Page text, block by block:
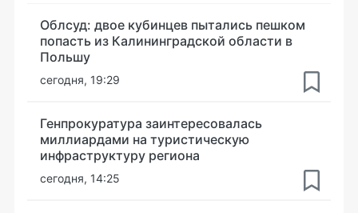
Облсуд: двое кубинцев пытались пешком
попасть из Калининградской области в
Польшу
сегодня, 19:29
Генпрокуратура заинтересовалась
миллиардами на туристическую
инфраструктуру региона
сегодня, 14:25